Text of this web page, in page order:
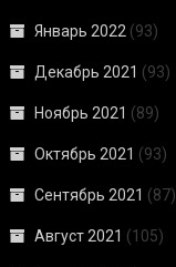
Январь 2022 (93)
Декабрь 2021 (93)
Ноябрь 2021 (89)
Октябрь 2021 (93)
Сентябрь 2021 (87)
Август 2021 (105)